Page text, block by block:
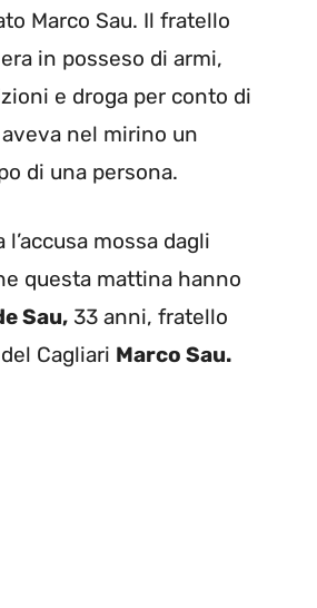
Marco Sau. Il fratello
in posseso di armi,
e droga per conto di
nel mirino un
di una persona.
mossa dagli
questa mattina hanno
Sau, 33 anni, fratello
Cagliari Marco Sau.